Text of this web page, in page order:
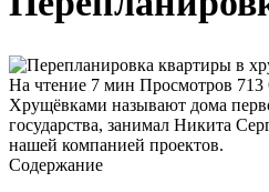
На чтение 7 мин Просмотров 713
Хрущёвками называют дома
государства, занимал Никита
нашей компанией проектов.
Содержание